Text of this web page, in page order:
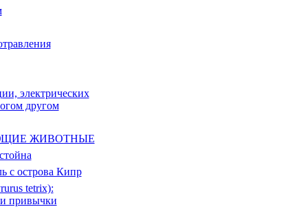
электрических
другом
ЖИВОТНЫЕ
с острова Кипр
tetrix):
привычки